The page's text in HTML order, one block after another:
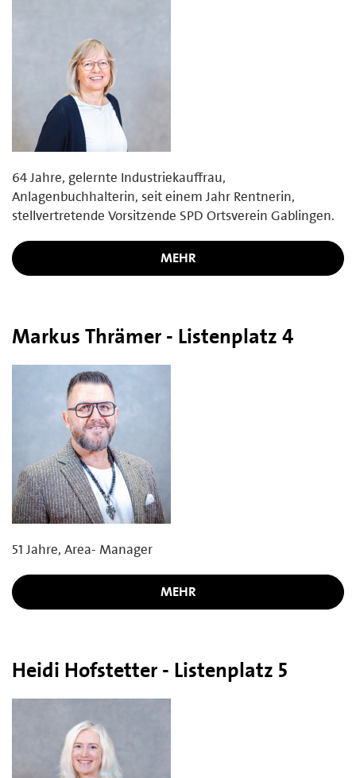
64 Jahre, gelernte Industriekauffrau,
Anlagenbuchhalterin, seit einem Jahr Rentnerin,
stellvertretende Vorsitzende SPD Ortsverein Gablingen.
MEHR
Markus Thrämer - Listenplatz 4
51 Jahre, Area- Manager
MEHR
Heidi Hofstetter - Listenplatz 5